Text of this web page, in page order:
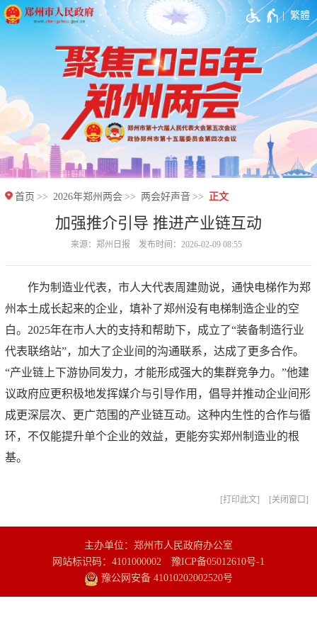
繁體
首页 2026年郑州两会 两会好声音 正文
加强推介引导 推进产业链互动
来源：郑州日报 发布时间：2026-02-09 08:55
作为制造业代表，市人大代表周建勋说，通快电梯作为郑
州本土成长起来的企业，填补了郑州没有电梯制造企业的空
白。2025年在市人大的支持和帮助下，成立了“装备制造行业
代表联络站”，加大了企业间的沟通联系，达成了更多合作。
“产业链上下游协同发力，才能形成强大的集群竞争力。”他建
议政府应更积极地发挥媒介与引导作用，倡导并推动企业间形
成更深层次、更广范围的产业链互动。这种内生性的合作与循
环，不仅能提升单个企业的效益，更能夯实郑州制造业的根
基。
打印此文 关闭窗口
主办单位：郑州市人民政府办公室
网站标识码：4101000002
豫ICP备05012610号-1
豫公网安备 41010202002520号